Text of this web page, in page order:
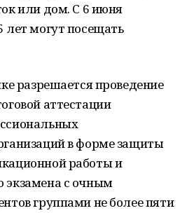
или дом. С 6 июня
лет могут посещать
разрешается проведение
аттестации
в форме защиты
работы и
экзамена с очным
группами не более пяти